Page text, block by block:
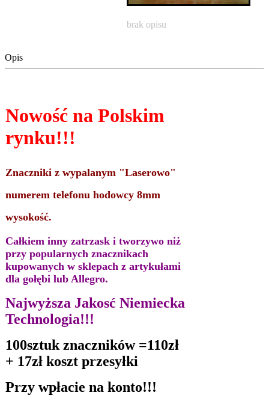
brak opisu
Opis
Nowość na Polskim
rynku!!!
Znaczniki z wypalanym "Laserowo"
numerem telefonu hodowcy 8mm
wysokość.
Całkiem inny zatrzask i tworzywo niż
przy popularnych znacznikach
kupowanych w sklepach z artykułami
dla gołębi lub Allegro.
Najwyższa Jakosć Niemiecka
Technologia!!!
100sztuk znaczników =110zł
+ 17zł koszt przesyłki
Przy wpłacie na konto!!!